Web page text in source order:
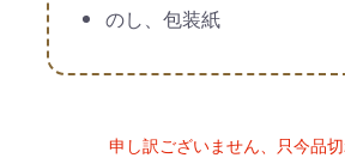
のし、包装紙
申し訳ございません、只今品切